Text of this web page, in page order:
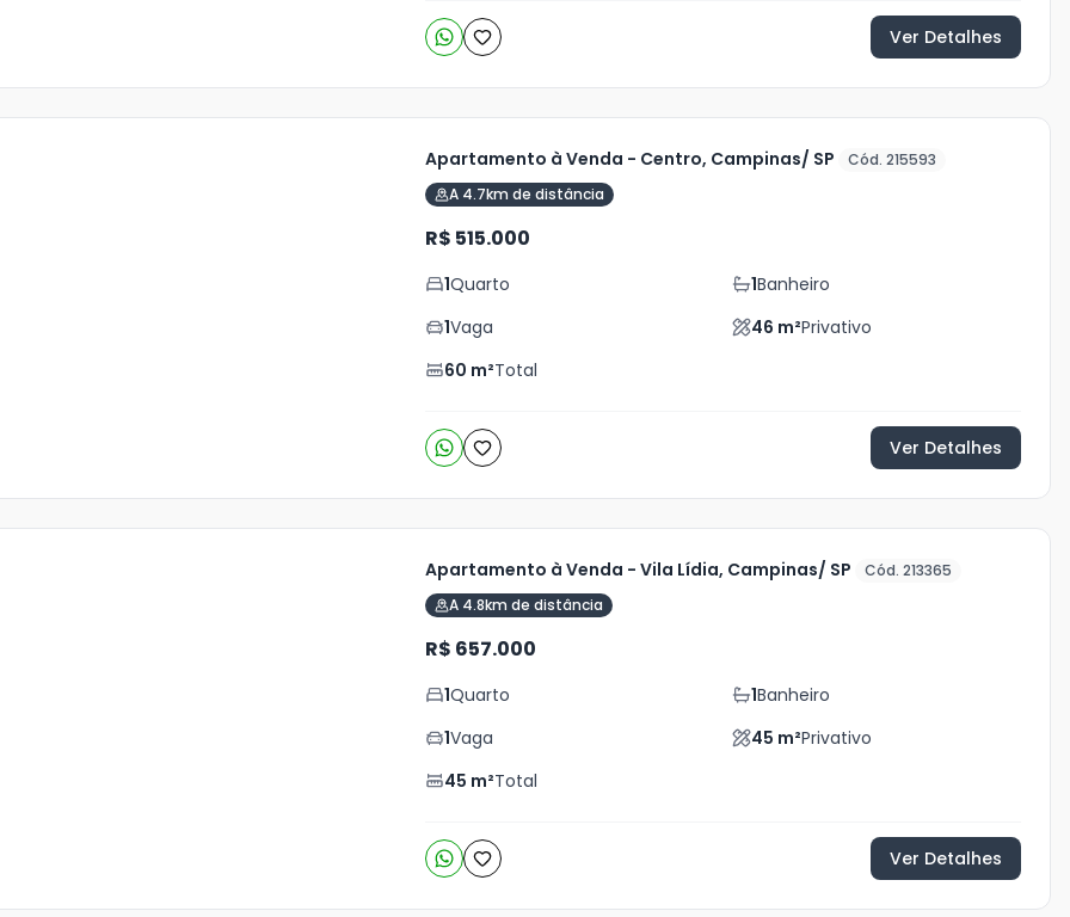
Ver Detalhes
Apartamento à Venda - Centro, Campinas/ SP
Cód. 215593
A 4.7km de distância
R$ 515.000
1Quarto 1Banheiro
1Vaga 46 m²Privativo
60 m²Total
Ver Detalhes
Apartamento à Venda - Vila Lídia, Campinas/ SP
Cód. 213365
A 4.8km de distância
R$ 657.000
1Quarto 1Banheiro
1Vaga 45 m²Privativo
45 m²Total
Ver Detalhes